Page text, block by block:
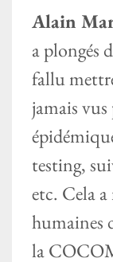
Alain
a plongés
fallu
jamais
testing,
etc. Cela a
humaines
la